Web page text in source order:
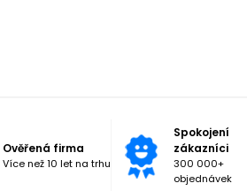
Ověřená firma
Více než 10 let na trhu
Spokojení
zákazníci
300 000+
objednávek